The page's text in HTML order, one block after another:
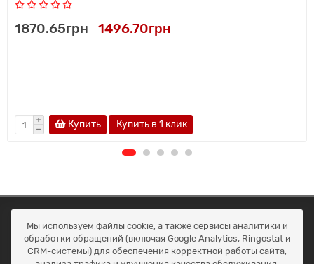
1870.65грн 1496.70грн
Купить Купить в 1 клик
ОКЕАН ТРЕЙД
Договір публичної оферти
Доставка та оплата
Наші контакти
Мы используем файлы cookie, а также сервисы аналитики и
обработки обращений (включая Google Analytics, Ringostat и
CRM-системы) для обеспечения корректной работы сайта,